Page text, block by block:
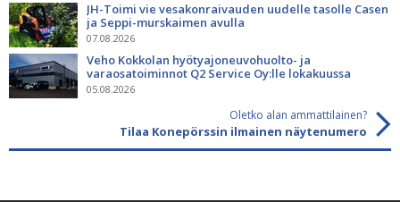
JH-Toimi vie vesakonraivauden uudelle tasolle Casen
ja Seppi-murskaimen avulla
07.08.2026
Veho Kokkolan hyötyajoneuvohuolto- ja
varaosatoiminnot Q2 Service Oy:lle lokakuussa
05.08.2026
Oletko alan ammattilainen?
Tilaa Konepörssin ilmainen näytenumero